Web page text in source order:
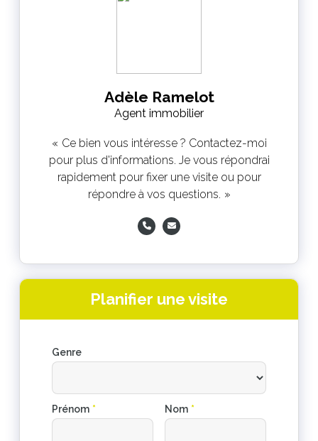
Adèle Ramelot
Agent immobilier
Ce bien vous intéresse ? Contactez-moi
pour plus d'informations. Je vous répondrai
rapidement pour fixer une visite ou pour
répondre à vos questions.
Planifier une visite
Genre
Prénom * Nom *